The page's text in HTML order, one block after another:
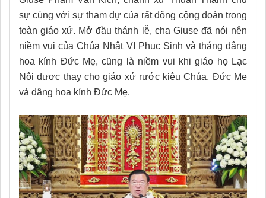
sự cùng với sự tham dự của rất đông cộng đoàn trong
toàn giáo xứ. Mở đầu thánh lễ, cha Giuse đã nói nên
niềm vui của Chúa Nhật VI Phục Sinh và tháng dâng
hoa kính Đức Mẹ, cũng là niềm vui khi giáo họ Lạc
Nội được thay cho giáo xứ rước kiệu Chúa, Đức Mẹ
và dâng hoa kính Đức Mẹ.